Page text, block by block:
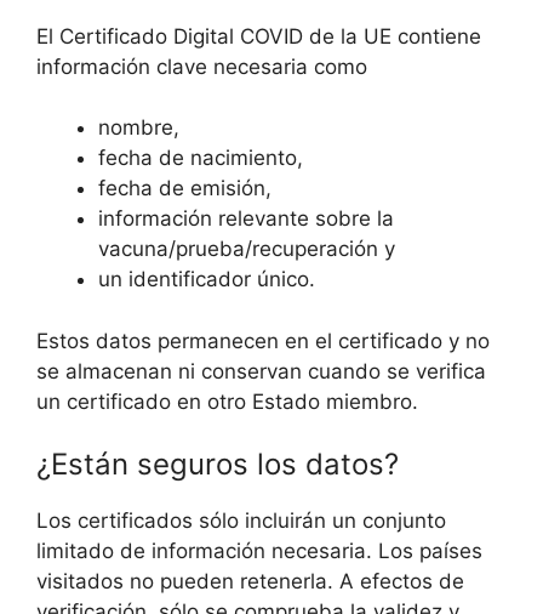
El Certificado Digital COVID de la UE contiene
información clave necesaria como
nombre,
fecha de nacimiento,
fecha de emisión,
información relevante sobre la
vacuna/prueba/recuperación y
un identificador único.
Estos datos permanecen en el certificado y no
se almacenan ni conservan cuando se verifica
un certificado en otro Estado miembro.
¿Están seguros los datos?
Los certificados sólo incluirán un conjunto
limitado de información necesaria. Los países
visitados no pueden retenerla. A efectos de